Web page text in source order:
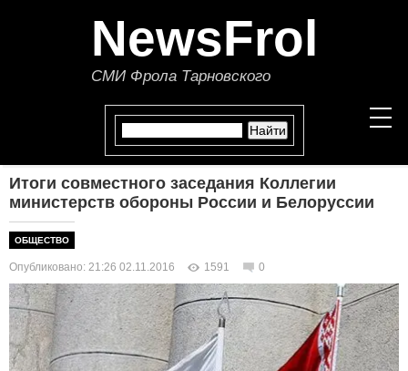
NewsFrol
СМИ Фрола Тарновского
НОВОСТИ
ПОЛИТИКА
ЭКОНОМИКА
В МИРЕ
Итоги совместного заседания Коллегии
министерств обороны России и Белоруссии
ОБЩЕСТВО
Опубликовано: 21:26 02.11.2016 1591 0